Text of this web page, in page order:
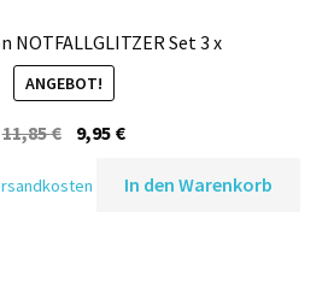
Set 3 x
ANGEBOT!
11,85€ Ursprünglicher
war:
9,95 €Aktueller
ist:
In den Warenkorb